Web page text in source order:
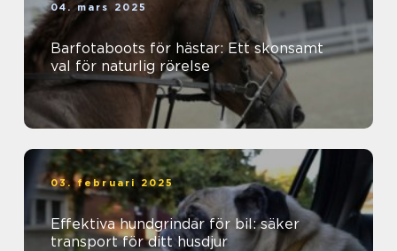
04. mars 2025
Barfotaboots för hästar: Ett skonsamt
val för naturlig rörelse
03. februari 2025
Effektiva hundgrindar för bil: säker
transport för ditt husdjur